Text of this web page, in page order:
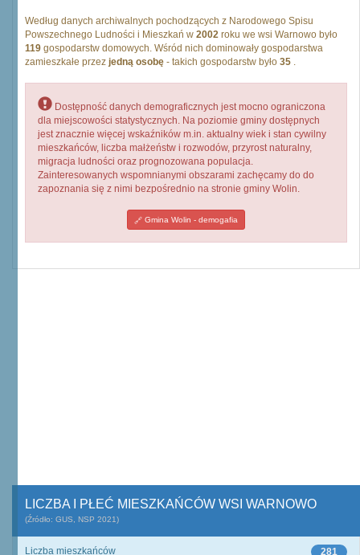
Według danych archiwalnych pochodzących z Narodowego Spisu
Powszechnego Ludności i Mieszkań w 2002 roku we wsi Warnowo było
119 gospodarstw domowych. Wśród nich dominowały gospodarstwa
zamieszkałe przez jedną osobę - takich gospodarstw było 35 .
Dostępność danych demograficznych jest mocno ograniczona
dla miejscowości statystycznych. Na poziomie gminy dostępnych
jest znacznie więcej wskaźników m.in. aktualny wiek i stan cywilny
mieszkańców, liczba małżeństw i rozwodów, przyrost naturalny,
migracja ludności oraz prognozowana populacja.
Zainteresowanych wspomnianymi obszarami zachęcamy do do
zapoznania się z nimi bezpośrednio na stronie gminy Wolin.
Gmina Wolin - demogafia
LICZBA I PŁEĆ MIESZKAŃCÓW WSI WARNOWO
(Źródło: GUS, NSP 2021)
281
Liczba mieszkańców